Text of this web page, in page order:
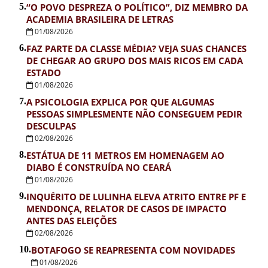
5.“O POVO DESPREZA O POLÍTICO”, DIZ MEMBRO DA
ACADEMIA BRASILEIRA DE LETRAS
01/08/2026
6.FAZ PARTE DA CLASSE MÉDIA? VEJA SUAS CHANCES
DE CHEGAR AO GRUPO DOS MAIS RICOS EM CADA
ESTADO
01/08/2026
7.A PSICOLOGIA EXPLICA POR QUE ALGUMAS
PESSOAS SIMPLESMENTE NÃO CONSEGUEM PEDIR
DESCULPAS
02/08/2026
8.ESTÁTUA DE 11 METROS EM HOMENAGEM AO
DIABO É CONSTRUÍDA NO CEARÁ
01/08/2026
9.INQUÉRITO DE LULINHA ELEVA ATRITO ENTRE PF E
MENDONÇA, RELATOR DE CASOS DE IMPACTO
ANTES DAS ELEIÇÕES
02/08/2026
10.BOTAFOGO SE REAPRESENTA COM NOVIDADES
01/08/2026